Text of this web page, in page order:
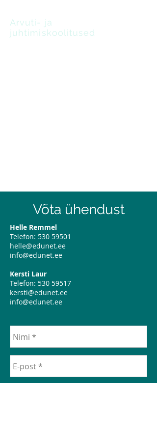
Arvuti- ja
juhtimiskoolitused
Võta ühendust
Helle Remmel
Telefon: 530 59501
helle@edunet.ee
info@edunet.ee
Kersti Laur
Telefon: 530 59517
kersti@edunet.ee
info@edunet.ee